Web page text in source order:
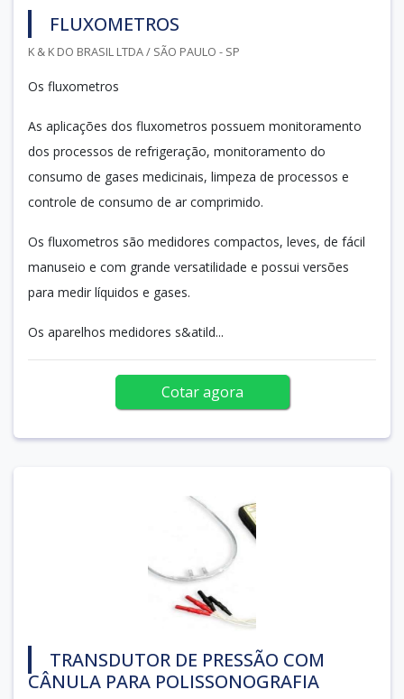
FLUXOMETROS
K & K DO BRASIL LTDA / SÃO PAULO - SP
Os fluxometros
As aplicações dos fluxometros possuem monitoramento
dos processos de refrigeração, monitoramento do
consumo de gases medicinais, limpeza de processos e
controle de consumo de ar comprimido.
Os fluxometros são medidores compactos, leves, de fácil
manuseio e com grande versatilidade e possui versões
para medir líquidos e gases.
Os aparelhos medidores s&atild...
Cotar agora
TRANSDUTOR DE PRESSÃO COM
CÂNULA PARA POLISSONOGRAFIA